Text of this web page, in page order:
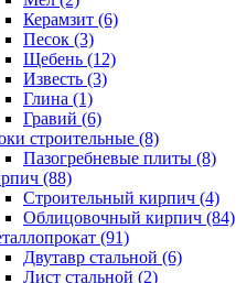
Керамзит (6)
Песок (3)
Щебень (12)
Известь (3)
Глина (1)
Гравий (6)
строительные (8)
Пазогребневые плиты (8)
(88)
Строительный кирпич (4)
Облицовочный кирпич (84)
(91)
Двутавр стальной (6)
Лист стальной (2)